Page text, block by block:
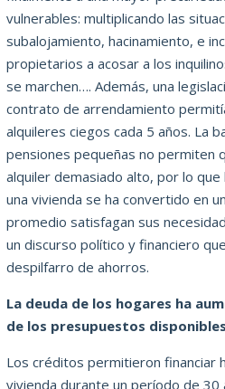
vulnerables: multiplicando las
subalojamiento, hacinamiento, e
propietarios a acosar a los
se marchen…. Además, una
contrato de arrendamiento
alquileres ciegos cada 5 años. La
pensiones pequeñas no permiten
alquiler demasiado alto, por lo
una vivienda se ha convertido en
promedio satisfagan sus
un discurso político y financiero
despilfarro de ahorros.
La deuda de los hogares ha
de los presupuestos
Los créditos permitieron financiar
vivienda durante un período de 30